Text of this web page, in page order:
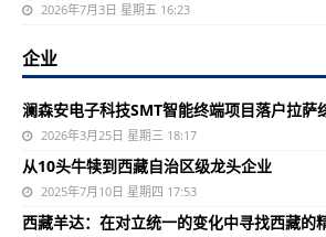
2026年7月3日 星期五 16:23
企业
澜森安电子科技SMT智能终端项目落户拉萨
2026年3月25日 星期三 18:17
从10头牛犊到西藏自治区级龙头企业
2025年7月10日 星期四 17:53
西藏羊达：在对立统一的变化中寻找西藏的